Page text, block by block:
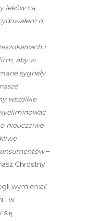
leków na
o
i
aby w
sygnały.
wszelkie
nieuczciwe
–
Chróstny.
wymieniać
i w
się